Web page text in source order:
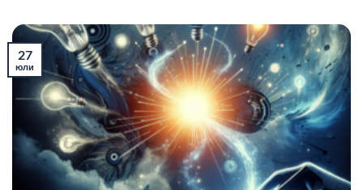
27
юли